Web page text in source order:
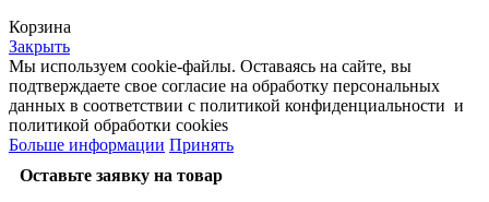
Корзина
Закрыть
Мы используем cookie-файлы. Оставаясь на сайте, вы
подтверждаете свое согласие на обработку персональных
данных в соответствии с политикой конфиденциальности и
политикой обработки cookies
Больше информации Принять
Оставьте заявку на товар